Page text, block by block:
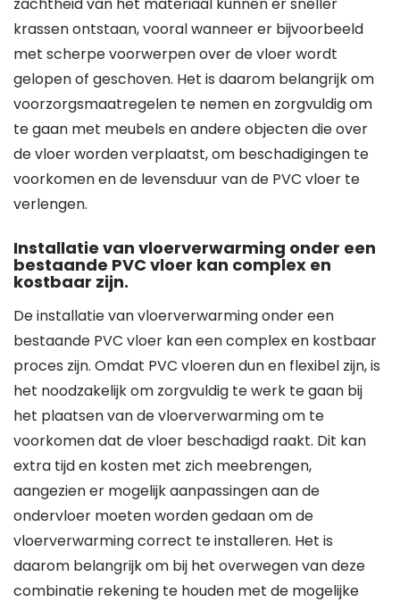
krassen ontstaan, vooral wanneer er bijvoorbeeld
met scherpe voorwerpen over de vloer wordt
gelopen of geschoven. Het is daarom belangrijk om
voorzorgsmaatregelen te nemen en zorgvuldig om
te gaan met meubels en andere objecten die over
de vloer worden verplaatst, om beschadigingen te
voorkomen en de levensduur van de PVC vloer te
verlengen.
Installatie van vloerverwarming onder een
bestaande PVC vloer kan complex en
kostbaar zijn.
De installatie van vloerverwarming onder een
bestaande PVC vloer kan een complex en kostbaar
proces zijn. Omdat PVC vloeren dun en flexibel zijn, is
het noodzakelijk om zorgvuldig te werk te gaan bij
het plaatsen van de vloerverwarming om te
voorkomen dat de vloer beschadigd raakt. Dit kan
extra tijd en kosten met zich meebrengen,
aangezien er mogelijk aanpassingen aan de
ondervloer moeten worden gedaan om de
vloerverwarming correct te installeren. Het is
daarom belangrijk om bij het overwegen van deze
combinatie rekening te houden met de mogelijke